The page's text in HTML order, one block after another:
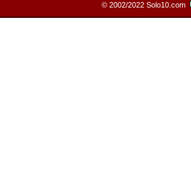
© 2002/2022 Solo10.com